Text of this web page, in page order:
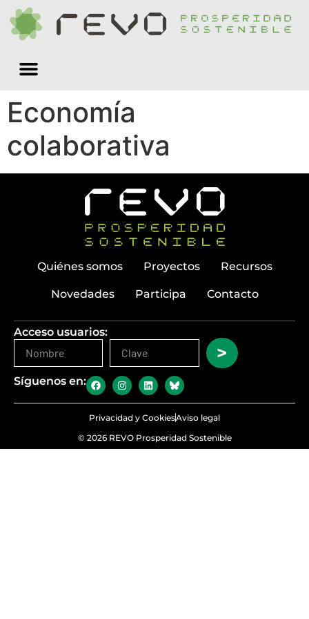
Economía
colaborativa
Quiénes somos Proyectos Recursos
Novedades Participa Contacto
Acceso usuarios:
>
Síguenos en:
© 2026 REVO Prosperidad Sostenible
Privacidad y CookiesAviso legal